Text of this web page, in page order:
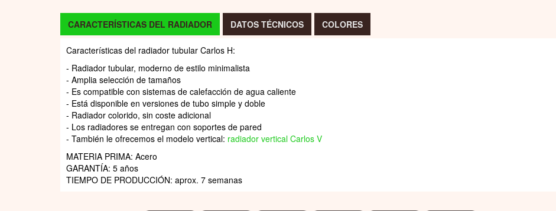
CARACTERÍSTICAS DEL RADIADOR DATOS TÉCNICOS COLORES
Características del radiador tubular Carlos H:
- Radiador tubular, moderno de estilo minimalista
- Amplia selección de tamaños
- Es compatible con sistemas de calefacción de agua caliente
- Está disponible en versiones de tubo simple y doble
- Radiador colorido, sin coste adicional
- Los radiadores se entregan con soportes de pared
- También le ofrecemos el modelo vertical: radiador vertical Carlos V
MATERIA PRIMA: Acero
GARANTÍA: 5 años
TIEMPO DE PRODUCCIÓN: aprox. 7 semanas